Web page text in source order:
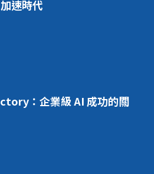
速時代
：企業級 AI 成功的關